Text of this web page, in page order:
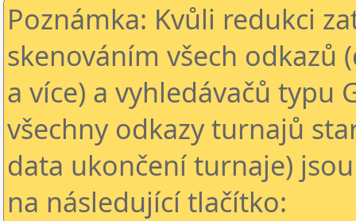
Poznámka: Kvůli redukci
skenováním všech odkazů
a více) a vyhledávačů typu
všechny odkazy turnajů
data ukončení turnaje)
na následující tlačítko: